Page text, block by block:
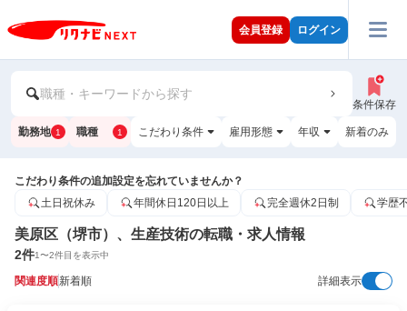
会員登録 ログイン
職種・キーワードから探す
条件保存
勤務地 1 職種 1 こだわり条件 雇用形態 年収 新着のみ
こだわり条件の追加設定を忘れていませんか？
土日祝休み
年間休日120日以上 完全週休2日制 学歴
美原区（堺市）、生産技術の転職・求人情報
2件1〜2件目を表示中
関連度順新着順 詳細表示